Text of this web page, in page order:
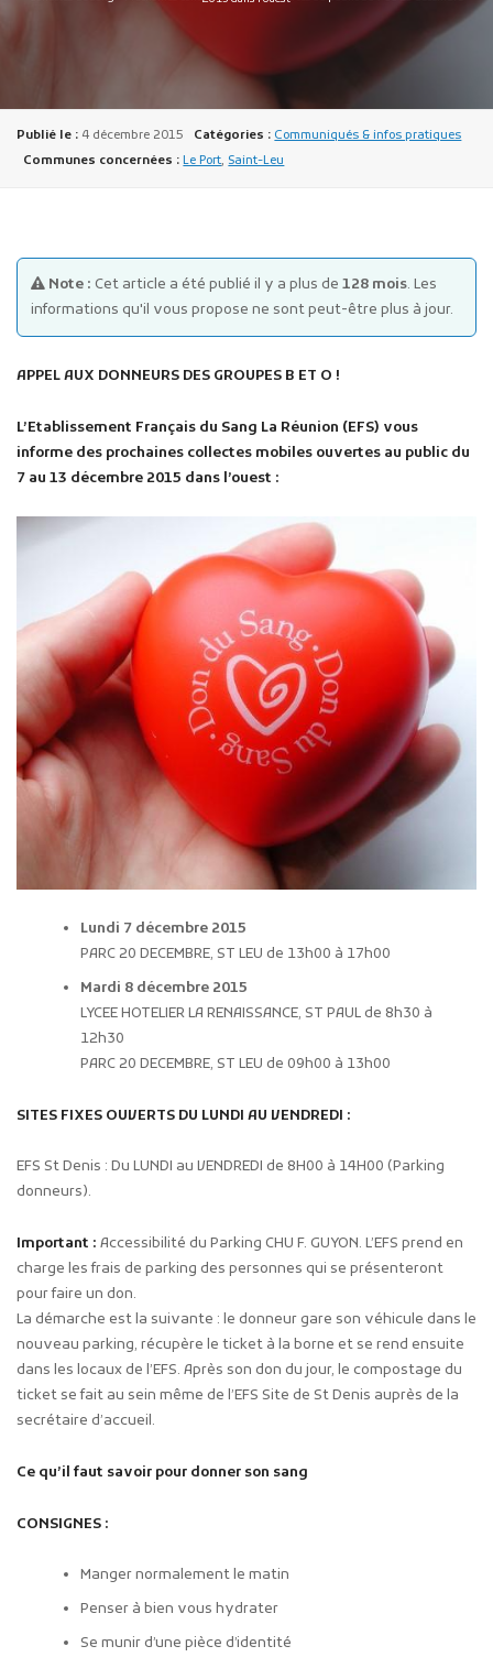
Plans d'accès
Publié le : 4 décembre 2015 Catégories : Communiqués & infos pratiques
Communes concernées : Le Port, Saint-Leu
Note : Cet article a été publié il y a plus de 128 mois. Les
informations qu'il vous propose ne sont peut-être plus à jour.
APPEL AUX DONNEURS DES GROUPES B ET O !
L’Etablissement Français du Sang La Réunion (EFS) vous
informe des prochaines collectes mobiles ouvertes au public du
7 au 13 décembre 2015 dans l’ouest :
Lundi 7 décembre 2015
PARC 20 DECEMBRE, ST LEU de 13h00 à 17h00
Mardi 8 décembre 2015
LYCEE HOTELIER LA RENAISSANCE, ST PAUL de 8h30 à
12h30
PARC 20 DECEMBRE, ST LEU de 09h00 à 13h00
SITES FIXES OUVERTS DU LUNDI AU VENDREDI :
EFS St Denis : Du LUNDI au VENDREDI de 8H00 à 14H00 (Parking
donneurs).
Important : Accessibilité du Parking CHU F. GUYON. L’EFS prend en
charge les frais de parking des personnes qui se présenteront
pour faire un don.
La démarche est la suivante : le donneur gare son véhicule dans le
nouveau parking, récupère le ticket à la borne et se rend ensuite
dans les locaux de l’EFS. Après son don du jour, le compostage du
ticket se fait au sein même de l’EFS Site de St Denis auprès de la
secrétaire d’accueil.
Ce qu’il faut savoir pour donner son sang
CONSIGNES :
Manger normalement le matin
Penser à bien vous hydrater
Se munir d’une pièce d’identité